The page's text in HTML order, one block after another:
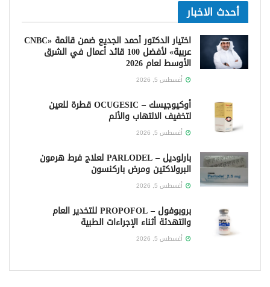
أحدث الاخبار
اختيار الدكتور أحمد الجديع ضمن قائمة «CNBC
عربية» لأفضل 100 قائد أعمال في الشرق
الأوسط لعام 2026
أغسطس 5, 2026
أوكيوجيسك – OCUGESIC قطرة للعين
لتخفيف الالتهاب والألم
أغسطس 5, 2026
بارلوديل – PARLODEL لعلاج فرط هرمون
البرولاكتين ومرض باركنسون
أغسطس 5, 2026
بروبوفول – PROPOFOL للتخدير العام
والتهدئة أثناء الإجراءات الطبية
أغسطس 5, 2026